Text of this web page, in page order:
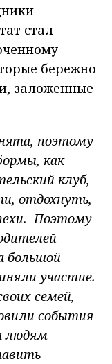
стал
бережно
заложенные
поэтому
как
клуб,
отдохнуть,
Поэтому
большой
участие.
семей,
события
людям